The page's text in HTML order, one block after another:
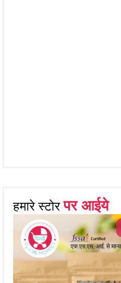
हमारे स्टोरपर आईये